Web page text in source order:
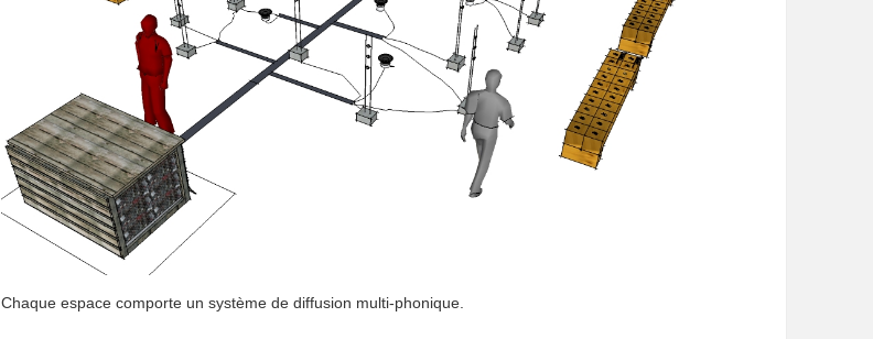
Chaque espace comporte un système de diffusion multi-phonique.